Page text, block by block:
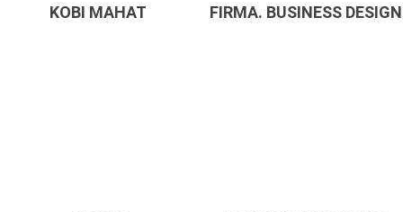
KOBI MAHAT FIRMA. BUSINESS DESIGN